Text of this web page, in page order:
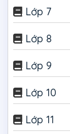
Lớp 7
Lớp 8
Lớp 9
Lớp 10
Lớp 11